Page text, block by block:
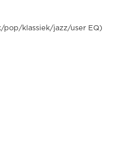
pop/klassiek/jazz/user EQ)